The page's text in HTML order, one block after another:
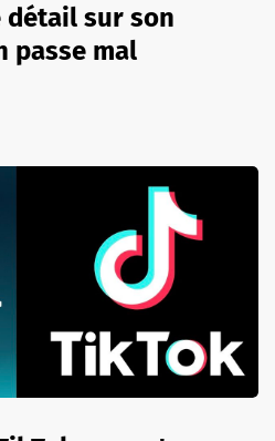
détail sur son
passe mal